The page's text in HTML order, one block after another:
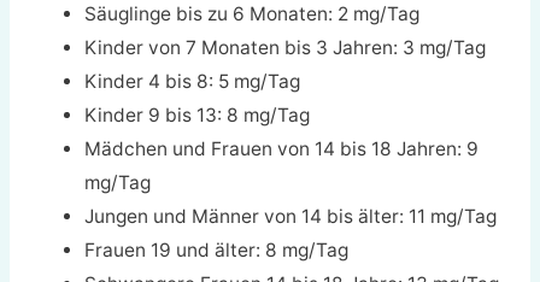
Säuglinge bis zu 6 Monaten: 2 mg/Tag
Kinder von 7 Monaten bis 3 Jahren: 3 mg/Tag
Kinder 4 bis 8: 5 mg/Tag
Kinder 9 bis 13: 8 mg/Tag
Mädchen und Frauen von 14 bis 18 Jahren: 9
mg/Tag
Jungen und Männer von 14 bis älter: 11 mg/Tag
Frauen 19 und älter: 8 mg/Tag